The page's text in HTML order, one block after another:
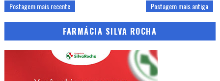
Postagem mais recente Postagem mais antiga
FARMÁCIA SILVA ROCHA